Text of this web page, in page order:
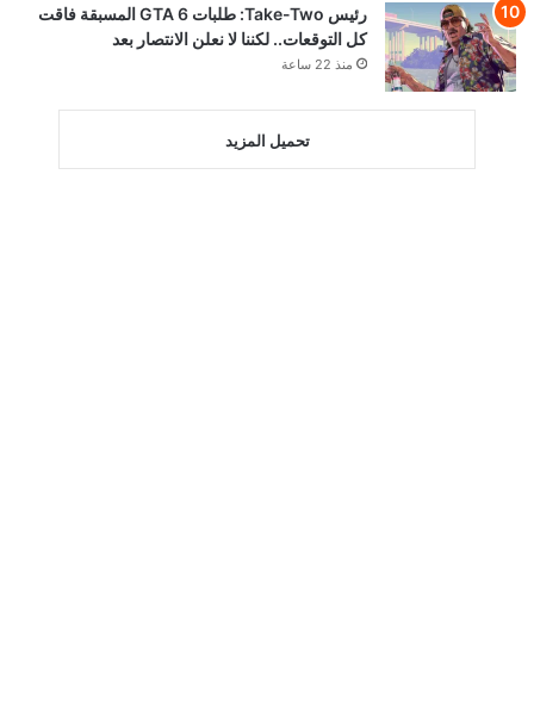
رئيس Take-Two: طلبات GTA 6 المسبقة فاقت
كل التوقعات.. لكننا لا نعلن الانتصار بعد
منذ 22 ساعة
تحميل المزيد